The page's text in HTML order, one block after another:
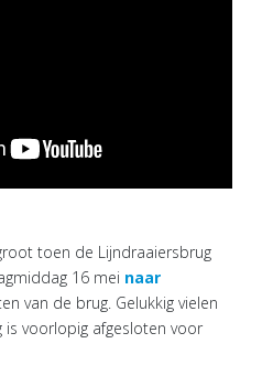
toen de Lijndraaiersbrug
16 mei naar
van de brug. Gelukkig vielen
is voorlopig afgesloten voor